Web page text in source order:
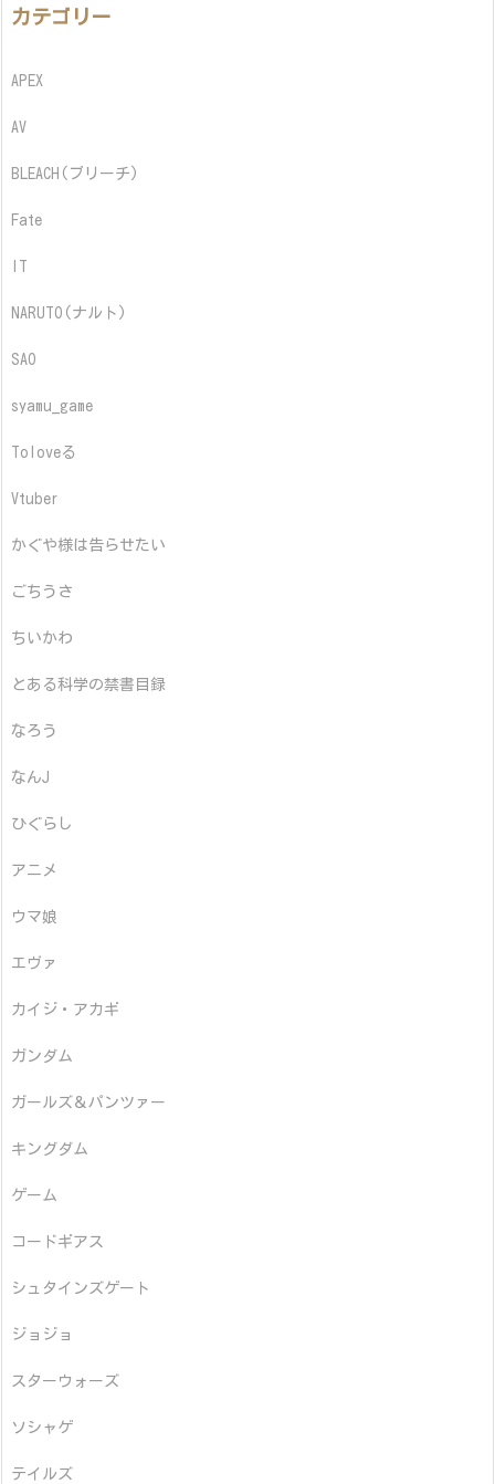
カテゴリー
APEX
AV
BLEACH(ブリーチ)
Fate
NARUTO(ナルト)
SAO
syamu_game
Toloveる
Vtuber
かぐや様は告らせたい
ごちうさ
ちいかわ
とある科学の禁書目録
なろう
なんJ
ひぐらし
アニメ
ウマ娘
エヴァ
カイジ・アカギ
ガンダム
ガールズ＆パンツァー
キングダム
ゲーム
コードギアス
シュタインズゲート
ジョジョ
スターウォーズ
ソシャゲ
テイルズ